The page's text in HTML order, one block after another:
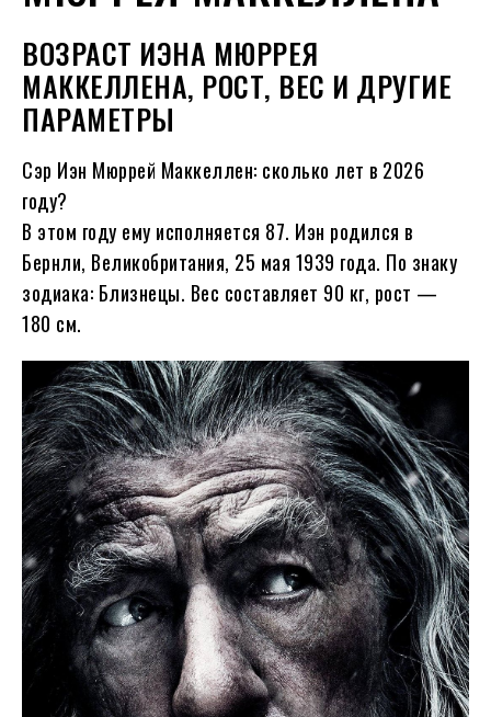
ВОЗРАСТ ИЭНА МЮРРЕЯ
МАККЕЛЛЕНА, РОСТ, ВЕС И ДРУГИЕ
ПАРАМЕТРЫ
Сэр Иэн Мюррей Маккеллен: сколько лет в 2026
году?
В этом году ему исполняется 87. Иэн родился в
Бернли, Великобритания, 25 мая 1939 года. По знаку
зодиака: Близнецы. Вес составляет 90 кг, рост —
180 см.